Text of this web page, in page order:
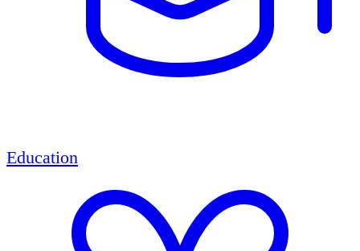
Education